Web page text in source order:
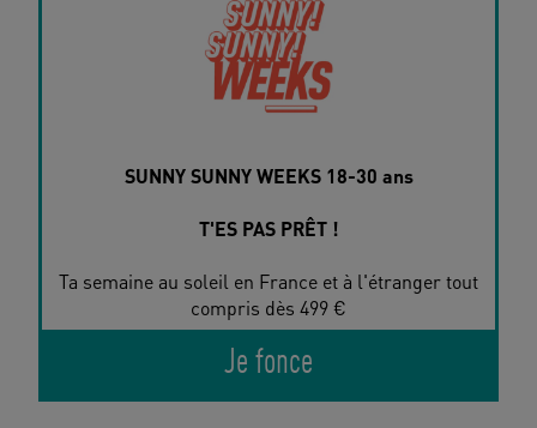
SUNNY SUNNY WEEKS 18-30 ans
T'ES PAS PRÊT !
Ta semaine au soleil en France et à l'étranger tout
compris dès 499 €
Je fonce